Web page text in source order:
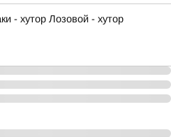
- хутор Лозовой - хутор